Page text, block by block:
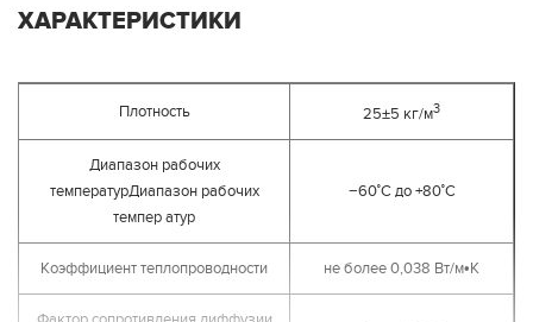
ХАРАКТЕРИСТИКИ
Плотность 25±5 кг/м3
Диапазон рабочих
температурДиапазон рабочих
темпер атур
−60˚С до +80˚С
Коэффициент теплопроводности не более 0,038 Вт/м•К